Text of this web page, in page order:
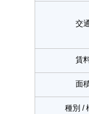
交
賃
面
種別 /